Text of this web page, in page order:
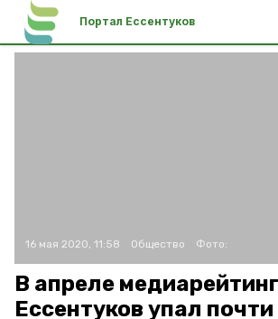
Портал Ессентуков
16 мая 2020, 11:58 Общество Фото:
В апреле
Ессентуков упал почти